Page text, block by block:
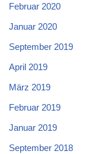
Februar 2020
Januar 2020
September 2019
April 2019
März 2019
Februar 2019
Januar 2019
September 2018